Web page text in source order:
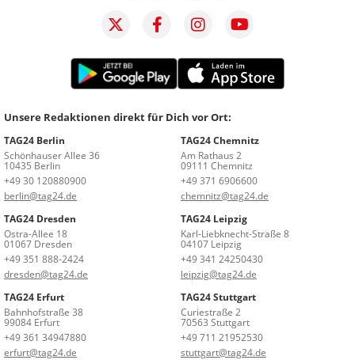
Unsere Redaktionen direkt für Dich vor Ort:
TAG24 Berlin
Schönhauser Allee 36
10435 Berlin
+49 30 120880900
berlin@tag24.de
TAG24 Chemnitz
Am Rathaus 2
09111 Chemnitz
+49 371 6906600
chemnitz@tag24.de
TAG24 Dresden
Ostra-Allee 18
01067 Dresden
+49 351 888-2424
dresden@tag24.de
TAG24 Leipzig
Karl-Liebknecht-Straße 8
04107 Leipzig
+49 341 24250430
leipzig@tag24.de
TAG24 Erfurt
Bahnhofstraße 38
99084 Erfurt
+49 361 34947880
erfurt@tag24.de
TAG24 Stuttgart
Curiestraße 2
70563 Stuttgart
+49 711 21952530
stuttgart@tag24.de